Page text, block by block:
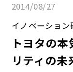
2014/08/27
イノベーショ
トヨタの
リティの